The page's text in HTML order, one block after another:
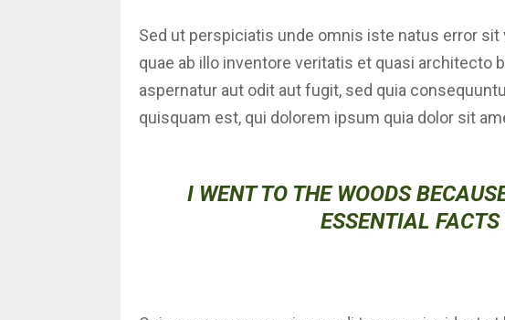
Sed ut perspiciatis unde omnis iste natus error
quae ab illo inventore veritatis et quasi architecto
aspernatur aut odit aut fugit, sed quia
quisquam est, qui dolorem ipsum quia dolor sit
I WENT TO THE WOODS
ESSENTIAL